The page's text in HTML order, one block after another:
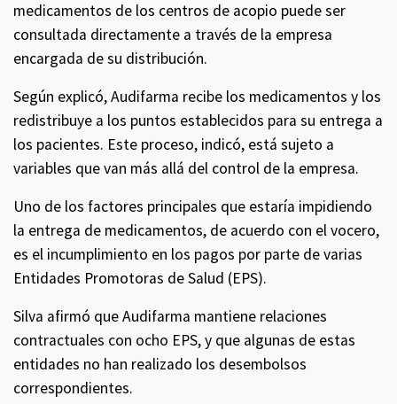
medicamentos de los centros de acopio puede ser
consultada directamente a través de la empresa
encargada de su distribución.
Según explicó, Audifarma recibe los medicamentos y los
redistribuye a los puntos establecidos para su entrega a
los pacientes. Este proceso, indicó, está sujeto a
variables que van más allá del control de la empresa.
Uno de los factores principales que estaría impidiendo
la entrega de medicamentos, de acuerdo con el vocero,
es el incumplimiento en los pagos por parte de varias
Entidades Promotoras de Salud (EPS).
Silva afirmó que Audifarma mantiene relaciones
contractuales con ocho EPS, y que algunas de estas
entidades no han realizado los desembolsos
correspondientes.